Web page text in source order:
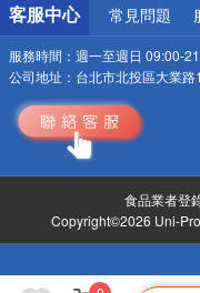
客服中心 常見問題
服務時間： 週一至週日 09:00-
公司地址： 台北市北投區大業
食品業者登
Copyright©2026 Uni-